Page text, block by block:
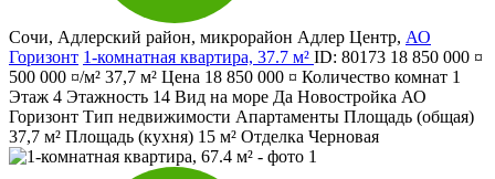
Сочи, Адлерский район, микрорайон Адлер Центр, АО
Горизонт 1-комнатная квартира, 37.7 м² ID: 80173 18 850 000 ¤
500 000 ¤/м² 37,7 м² Цена 18 850 000 ¤ Количество комнат 1
Этаж 4 Этажность 14 Вид на море Да Новостройка АО
Горизонт Тип недвижимости Апартаменты Площадь (общая)
37,7 м² Площадь (кухня) 15 м² Отделка Черновая